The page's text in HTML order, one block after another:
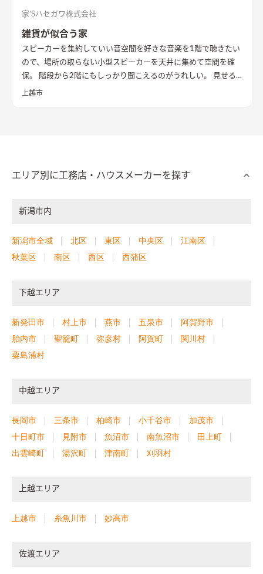
家’Sハセガワ株式会社
雑貨が似合う家
スピーカーを集約していい音空間を好きな音楽を1階で聴きたい
ので、場所の取らない小型スピーカーを天井に集めて空間を確
保。 階段から2階にもしっかり聞こえるのがうれしい。 見せる
階段は、らせん状で収納があるモダンなデザインが家の顔にな
上越市
エリア別に工務店・ハウスメーカーを探す
新潟市内
新潟市全域 北区 東区 中央区
江南区
秋葉区
南区 西区 西蒲区
下越エリア
新発田市 村上市 燕市 五泉市
阿賀野市
胎内市
聖籠町 弥彦村 阿賀町
関川村
粟島浦村
中越エリア
長岡市 三条市 柏崎市 小千谷市
加茂市
十日町市
見附市 魚沼市 南魚沼市
田上町
出雲崎町
湯沢町 津南町 刈羽村
上越エリア
上越市 糸魚川市 妙高市
佐渡エリア